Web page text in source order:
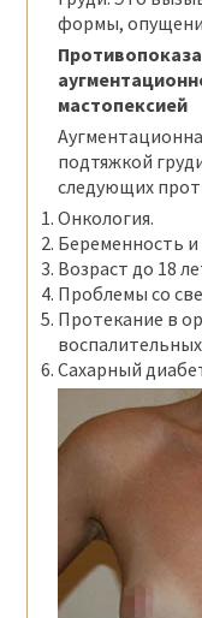
формы,
мастопексией
подтяжкой
следующих
Онкология.
Беременность
Возраст до 18
Проблемы со
Протекание в
Сахарный